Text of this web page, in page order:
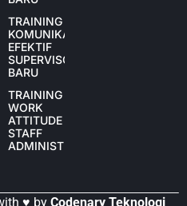
TRAINING
KOMUNIKASI
EFEKTIF
SUPERVISOR
BARU
TRAINING
WORK
ATTITUDE
STAFF
ADMINISTRASI
♥ by Codenary Teknologi